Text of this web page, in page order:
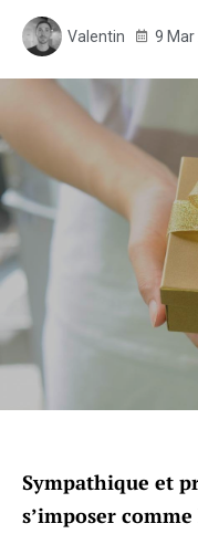
Valentin 9 Mar
Sympathique et
s’imposer